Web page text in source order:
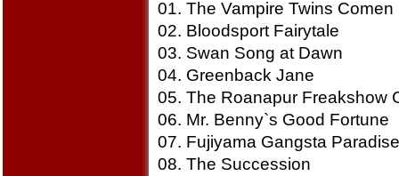
01. The Vampire Twins Comen
02. Bloodsport Fairytale
03. Swan Song at Dawn
04. Greenback Jane
05. The Roanapur Freakshow
06. Mr. Benny`s Good Fortune
07. Fujiyama Gangsta Paradise
08. The Succession